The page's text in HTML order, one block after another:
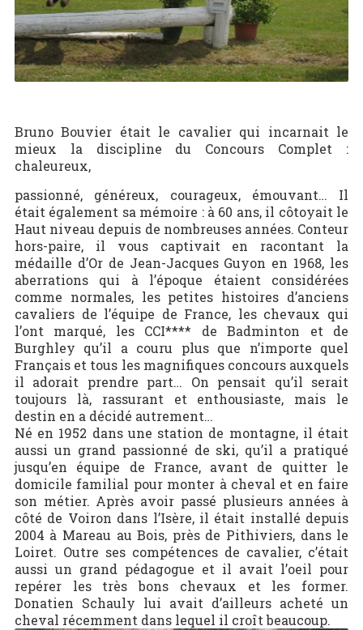
Bruno Bouvier était le cavalier qui incarnait le
mieux la discipline du Concours Complet :
chaleureux,
passionné, généreux, courageux, émouvant… Il
était également sa mémoire : à 60 ans, il côtoyait le
Haut niveau depuis de nombreuses années. Conteur
hors-paire, il vous captivait en racontant la
médaille d’Or de Jean-Jacques Guyon en 1968, les
aberrations qui à l’époque étaient considérées
comme normales, les petites histoires d’anciens
cavaliers de l’équipe de France, les chevaux qui
l’ont marqué, les CCI**** de Badminton et de
Burghley qu’il a couru plus que n’importe quel
Français et tous les magnifiques concours auxquels
il adorait prendre part… On pensait qu’il serait
toujours là, rassurant et enthousiaste, mais le
destin en a décidé autrement…
Né en 1952 dans une station de montagne, il était
aussi un grand passionné de ski, qu’il a pratiqué
jusqu’en équipe de France, avant de quitter le
domicile familial pour monter à cheval et en faire
son métier. Après avoir passé plusieurs années à
côté de Voiron dans l’Isère, il était installé depuis
2004 à Mareau au Bois, près de Pithiviers, dans le
Loiret. Outre ses compétences de cavalier, c’était
aussi un grand pédagogue et il avait l’oeil pour
repérer les très bons chevaux et les former.
Donatien Schauly lui avait d’ailleurs acheté un
cheval récemment dans lequel il croît beaucoup.